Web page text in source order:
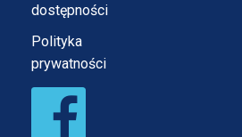
dostępności
Polityka
prywatności